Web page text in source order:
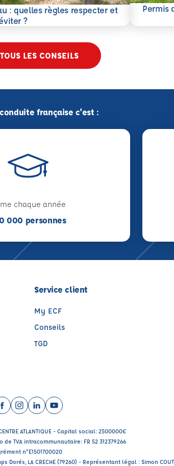
: quelles règles respecter et
?
Permis
En savoir
LES CONSEILS
française c'est :
chaque année
000 personnes
Service client
My ECF
Conseils
TGD
(nouvelle fenêtre)
Instagram (nouvelle fenêtre)
LinkedIn (nouvelle fenêtre)
YouTube (nouvelle fenêtre)
ATLANTIQUE - Capital social: 2500000€
de TVA intracommunautaire: FR 52 312379266
n°E1501700020
Dorés, LA CRECHE (79260) - Représentant légal : Simon